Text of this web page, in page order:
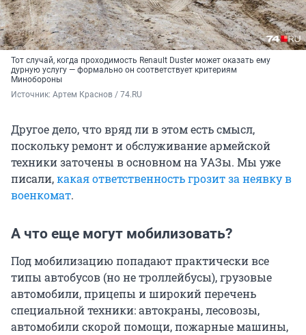
Тот случай, когда проходимость Renault Duster может оказать ему
дурную услугу — формально он соответствует критериям
Минобороны
Источник: Артем Краснов / 74.RU
Другое дело, что вряд ли в этом есть смысл,
поскольку ремонт и обслуживание армейской
техники заточены в основном на УАЗы. Мы уже
писали,какая ответственность грозит за неявку в
военкомат.
А что еще могут мобилизовать?
Под мобилизацию попадают практически все
типы автобусов (но не троллейбусы), грузовые
автомобили, прицепы и широкий перечень
специальной техники: автокраны, лесовозы,
автомобили скорой помощи, пожарные машины,